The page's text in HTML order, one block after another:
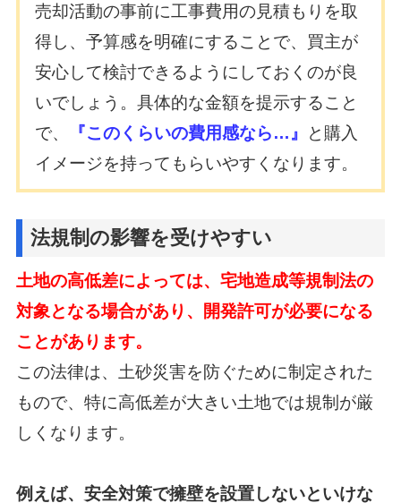
売却活動の事前に工事費用の見積もりを取
得し、予算感を明確にすることで、買主が
安心して検討できるようにしておくのが良
いでしょう。具体的な金額を提示すること
で、
『このくらいの費用感なら…』
と購入
イメージを持ってもらいやすくなります。
法規制の影響を受けやすい
土地の高低差によっては、宅地造成等規制法の
対象となる場合があり、開発許可が必要になる
ことがあります。
この法律は、土砂災害を防ぐために制定された
もので、特に高低差が大きい土地では規制が厳
しくなります。
例えば、安全対策で擁壁を設置しないといけな